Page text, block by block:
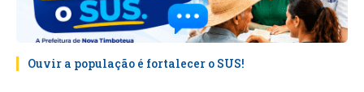
Ouvir a população é fortalecer o SUS!